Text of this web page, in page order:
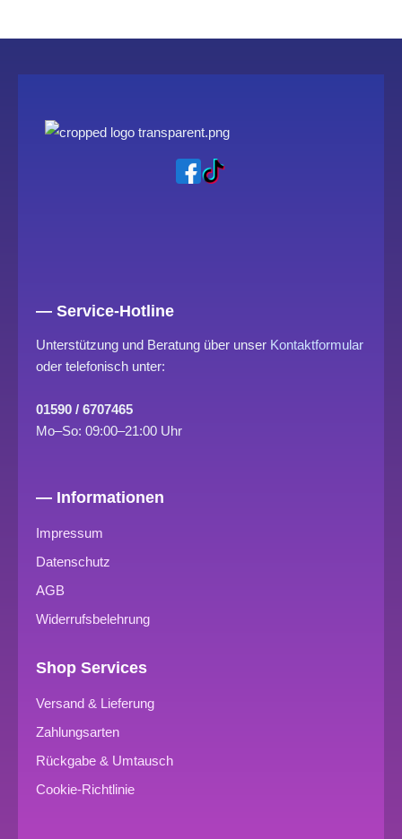
— Service-Hotline
Unterstützung und Beratung über unser Kontaktformular
oder telefonisch unter:
01590 / 6707465
Mo–So: 09:00–21:00 Uhr
— Informationen
Impressum
Datenschutz
AGB
Widerrufsbelehrung
Shop Services
Versand & Lieferung
Zahlungsarten
Rückgabe & Umtausch
Cookie-Richtlinie